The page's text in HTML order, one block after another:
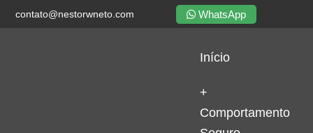
contato@nestorwneto.com WhatsApp
Início
+
Comportamento